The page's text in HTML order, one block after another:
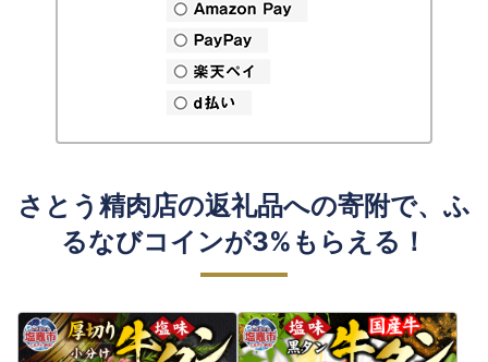
さとう精肉店の返礼品への寄附で、ふ
るなびコインが3%もらえる！